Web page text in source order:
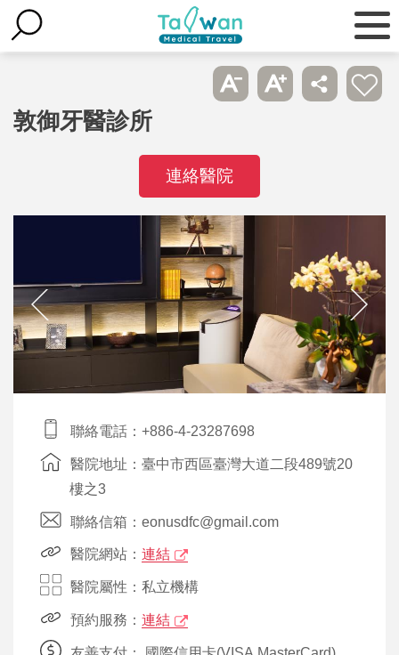
敦御牙醫診所
連絡醫院
聯絡電話：+886-4-23287698
醫院地址：臺中市西區臺灣大道二段489號20
樓之3
聯絡信箱：eonusdfc@gmail.com
醫院網站： 連結
醫院屬性：私立機構
預約服務： 連結